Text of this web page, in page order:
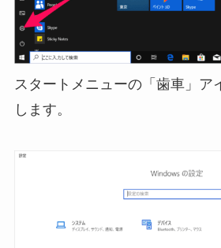
スタートメニューの「歯車」ア
します。